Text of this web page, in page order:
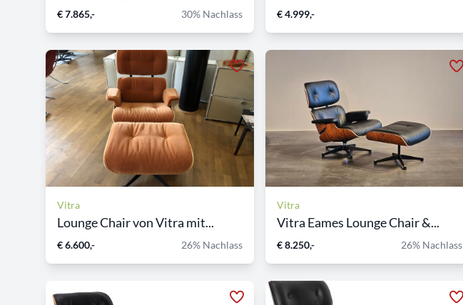
€ 7.865,- 30% Nachlass € 4.999,-
Vitra
Lounge Chair von Vitra mit...
€ 6.600,- 26% Nachlass
Vitra
Vitra Eames Lounge Chair &...
€ 8.250,- 26% Nachlass